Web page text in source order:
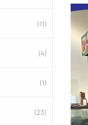
(11)
(4)
(1)
(23)